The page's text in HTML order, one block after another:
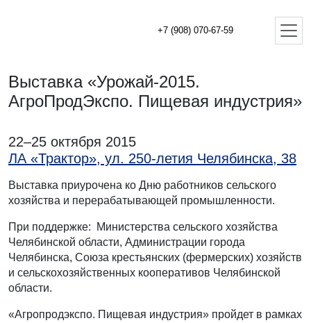
+7 (908) 070-67-59
Выставка «Урожай-2015.
АгроПродЭкспо. Пищевая индустрия»
22–25 октября 2015
ЛА «Трактор», ул. 250-летия Челябинска, 38
Выставка приурочена ко Дню работников сельского
хозяйства и перерабатывающей промышленности.
При поддержке: Министерства сельского хозяйства
Челябинской области, Администрации города
Челябинска, Союза крестьянских (фермерских) хозяйств
и сельскохозяйственных кооперативов Челябинской
области.
«Агропродэкспо. Пищевая индустрия» пройдет в рамках